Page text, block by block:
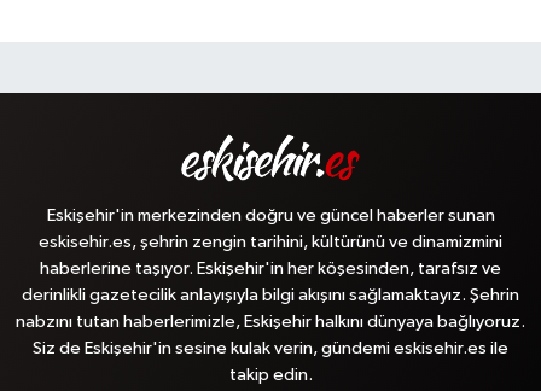
Eskişehir'in merkezinden doğru ve güncel haberler sunan
eskisehir.es, şehrin zengin tarihini, kültürünü ve dinamizmini
haberlerine taşıyor. Eskişehir'in her köşesinden, tarafsız ve
derinlikli gazetecilik anlayışıyla bilgi akışını sağlamaktayız. Şehrin
nabzını tutan haberlerimizle, Eskişehir halkını dünyaya bağlıyoruz.
Siz de Eskişehir'in sesine kulak verin, gündemi eskisehir.es ile
takip edin.